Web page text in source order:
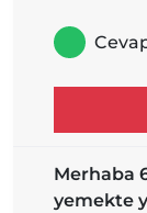
Merhaba
yemekte